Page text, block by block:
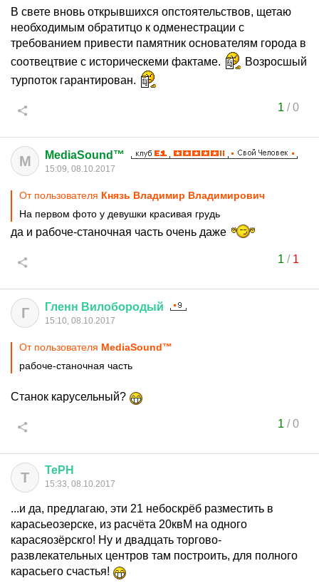
В свете вновь открывшихся опстоятельствов, щетаю
необходимым обратитцо к одменестрации с
требованием привести памятник основателям города в
соотвецтвие с историческеми фактаме.
Возросшый
турпоток гарантирован.
1 /0
M MediaSound™
15:09, 08.10.2017
От пользователя Князь Владимир Владимирович
На первом фото у девушки красивая грудь
да и рабоче-станочная часть очень даже
1 / 1
Г Гленн Вилобородый
15:10, 08.10.2017
От пользователя MediaSound™
рабоче-станочная часть
Станок карусельный?
1 /0
Т ТеРН
15:33, 08.10.2017
...и да, предлагаю, эти 21 небоскрёб разместить в
карасьеозерске, из расчёта 20квМ на одного
карасяозёрскго! Ну и двадцать торгово-
развлекательных центров там построить, для полного
карасьего счастья!